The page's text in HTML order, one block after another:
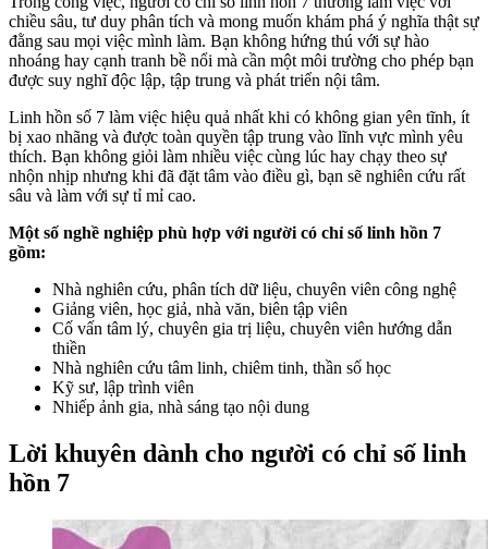
chiều sâu, tư duy phân tích và mong muốn khám phá ý nghĩa thật sự
đằng sau mọi việc mình làm. Bạn không hứng thú với sự hào
nhoáng hay cạnh tranh bề nổi mà cần một môi trường cho phép bạn
được suy nghĩ độc lập, tập trung và phát triển nội tâm.
Linh hồn số 7 làm việc hiệu quả nhất khi có không gian yên tĩnh, ít
bị xao nhãng và được toàn quyền tập trung vào lĩnh vực mình yêu
thích. Bạn không giỏi làm nhiều việc cùng lúc hay chạy theo sự
nhộn nhịp nhưng khi đã đặt tâm vào điều gì, bạn sẽ nghiên cứu rất
sâu và làm với sự tỉ mỉ cao.
Một số nghề nghiệp phù hợp với người có chỉ số linh hồn 7
gồm:
Nhà nghiên cứu, phân tích dữ liệu, chuyên viên công nghệ
Giảng viên, học giả, nhà văn, biên tập viên
Cố vấn tâm lý, chuyên gia trị liệu, chuyên viên hướng dẫn
thiền
Nhà nghiên cứu tâm linh, chiêm tinh, thần số học
Kỹ sư, lập trình viên
Nhiếp ảnh gia, nhà sáng tạo nội dung
Lời khuyên dành cho người có chỉ số linh
hồn 7